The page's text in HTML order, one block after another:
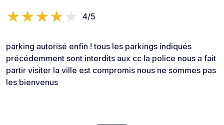
4/5
parking autorisé enfin ! tous les parkings indiqués
précédemment sont interdits aux cc la police nous a fait
partir visiter la ville est compromis nous ne sommes pas
les bienvenus